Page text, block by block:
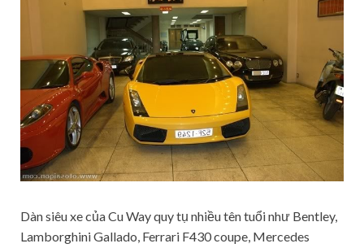
Dàn siêu xe của Cu Way quy tụ nhiều tên tuổi như Bentley,
Lamborghini Gallado, Ferrari F430 coupe, Mercedes